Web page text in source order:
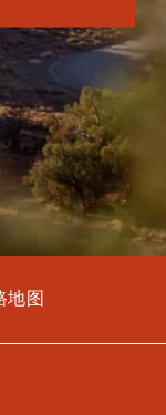
地图